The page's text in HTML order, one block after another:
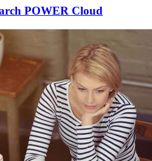
POWER Cloud